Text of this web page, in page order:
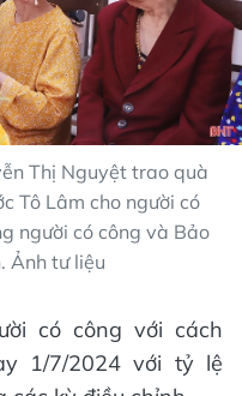
Thị Nguyệt trao quà
Tô Lâm cho người có
người có công và Bảo
Ảnh tư liệu
có công với cách
1/7/2024 với tỷ lệ